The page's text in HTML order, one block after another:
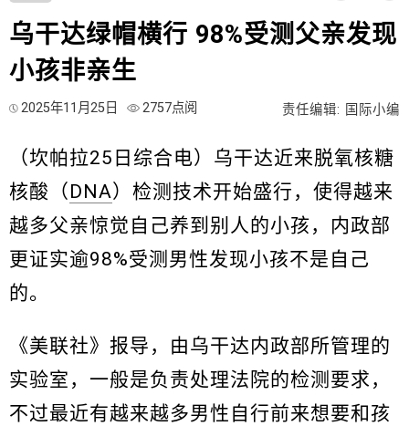
乌干达绿帽横行 98%受测父亲发现
小孩非亲生
2025年11月25日 2757点阅 责任编辑: 国际小编
（坎帕拉25日综合电）乌干达近来脱氧核糖
核酸（ DNA）检测技术开始盛行，使得越来
越多父亲惊觉自己养到别人的小孩，内政部
更证实逾98%受测男性发现小孩不是自己
的。
《美联社》报导，由乌干达内政部所管理的
实验室，一般是负责处理法院的检测要求，
不过最近有越来越多男性自行前来想要和孩